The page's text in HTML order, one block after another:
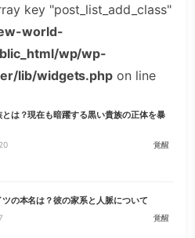
key "post_list_add_class"
world-
wp/wp-
lib/widgets.php on line
は？現在も暗躍する黒い貴族の正体を暴
覚醒
ツの本名は？彼の家系と人脈について
覚醒